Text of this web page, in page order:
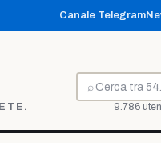
Canale Telegram
⌕
Cerca
9.786